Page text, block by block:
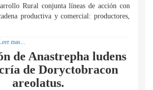
Rural conjunta líneas de acción con
productiva y comercial: productores,
mas...
de Anastrepha ludens
de Doryctobracon
areolatus.